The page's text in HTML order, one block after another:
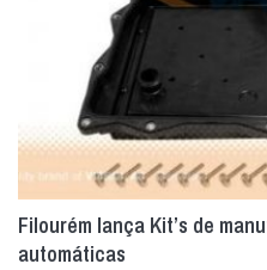
Filourém lança Kit’s de
automáticas